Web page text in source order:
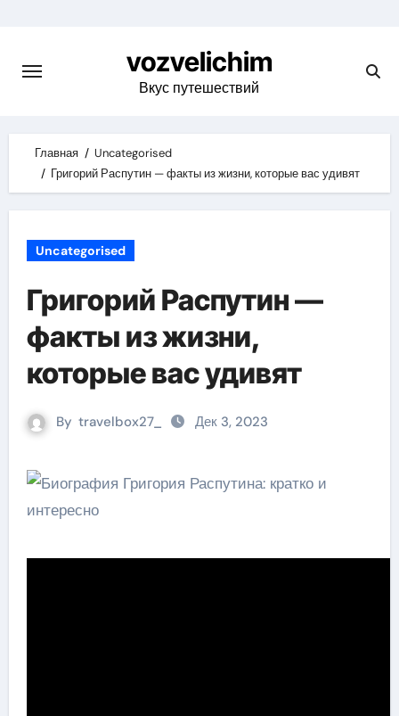
content
vozvelichim
Вкус путешествий
Главная
Uncategorised
Григорий Распутин — факты из жизни, которые вас удивят
Uncategorised
Григорий Распутин —
факты из жизни,
которые вас удивят
By travelbox27_ Дек 3, 2023